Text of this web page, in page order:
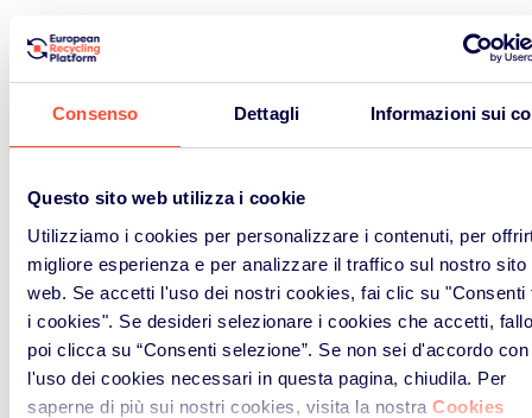
Consenso Dettagli Informazioni sui
Questo sito web utilizza i cookie
Utilizziamo i cookies per personalizzare i contenuti, per
migliore esperienza e per analizzare il traffico sul nostro sito
web. Se accetti l'uso dei nostri cookies, fai clic su "Consenti
i cookies". Se desideri selezionare i cookies che accetti,
poi clicca su “Consenti selezione”. Se non sei d'accordo con
l'uso dei cookies necessari in questa pagina, chiudila. Per
saperne di più sui nostri cookies, visita la nostra Cookies
Vedi tutto